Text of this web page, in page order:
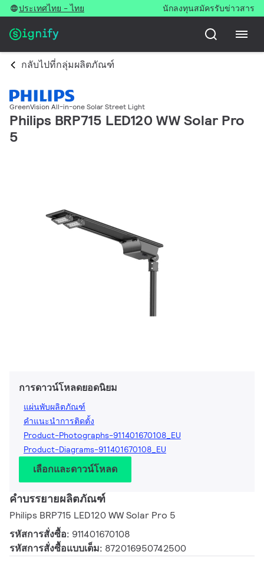
ประเทศไทย - ไทย นักลงทุนสมัครรับข่าวสาร
กลับไปที่กลุ่มผลิตภัณฑ์
GreenVision All-in-one Solar Street Light
Philips BRP715 LED120 WW Solar Pro
5
การดาวน์โหลดยอดนิยม
แผ่นพับผลิตภัณฑ์
คำแนะนำการติดตั้ง
Product-Photographs-911401670108_EU
Product-Diagrams-911401670108_EU
เลือกและดาวน์โหลด
คำบรรยายผลิตภัณฑ์
Philips BRP715 LED120 WW Solar Pro 5
รหัสการสั่งซื้อ: 911401670108
รหัสการสั่งซื้อแบบเต็ม: 872016950742500